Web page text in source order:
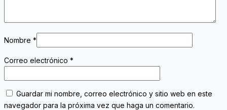
Nombre *
Correo electrónico *
Guardar mi nombre, correo electrónico y sitio web en este
navegador para la próxima vez que haga un comentario.